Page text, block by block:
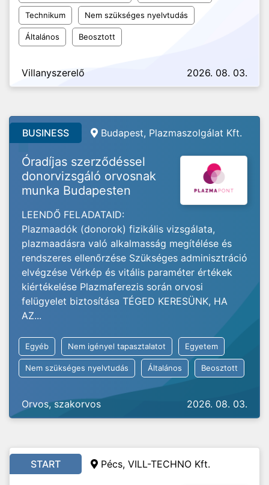
Technikum Nem szükséges nyelvtudás
Általános Beosztott
Villanyszerelő 2026. 08. 03.
BUSINESS Budapest, Plazmaszolgálat Kft.
Óradíjas szerződéssel
donorvizsgáló orvosnak
munka Budapesten
LEENDŐ FELADATAID:
Plazmaadók (donorok) fizikális vizsgálata,
plazmaadásra való alkalmasság megítélése és
rendszeres ellenőrzése Szükséges adminisztráció
elvégzése Vérkép és vitális paraméter értékek
kiértékelése Plazmaferezis során orvosi
felügyelet biztosítása TÉGED KERESÜNK, HA
AZ...
Egyéb Nem igényel tapasztalatot Egyetem
Nem szükséges nyelvtudás Általános Beosztott
Orvos, szakorvos 2026. 08. 03.
START Pécs, VILL-TECHNO Kft.